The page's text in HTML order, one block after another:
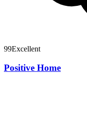
99Excellent
Positive Home